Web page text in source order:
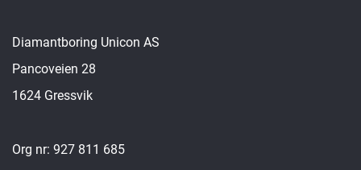
Diamantboring Unicon AS
Pancoveien 28
1624 Gressvik
Org nr: 927 811 685